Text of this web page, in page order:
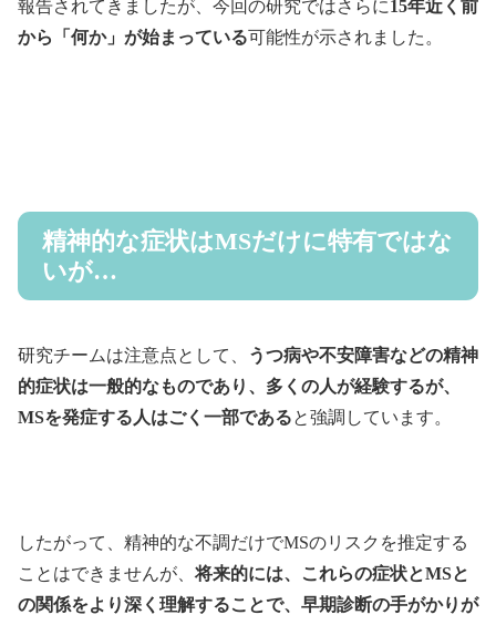
報告されてきましたが、今回の研究ではさらに15年近く前
から「何か」が始まっている可能性が示されました。
精神的な症状はMSだけに特有ではな
いが…
研究チームは注意点として、
うつ病や不安障害などの精神
的症状は一般的なものであり、多くの人が経験するが、
MSを発症する人はごく一部であると強調しています。
したがって、精神的な不調だけでMSのリスクを推定する
ことはできませんが、将来的には、これらの症状とMSと
の関係をより深く理解することで、早期診断の手がかりが